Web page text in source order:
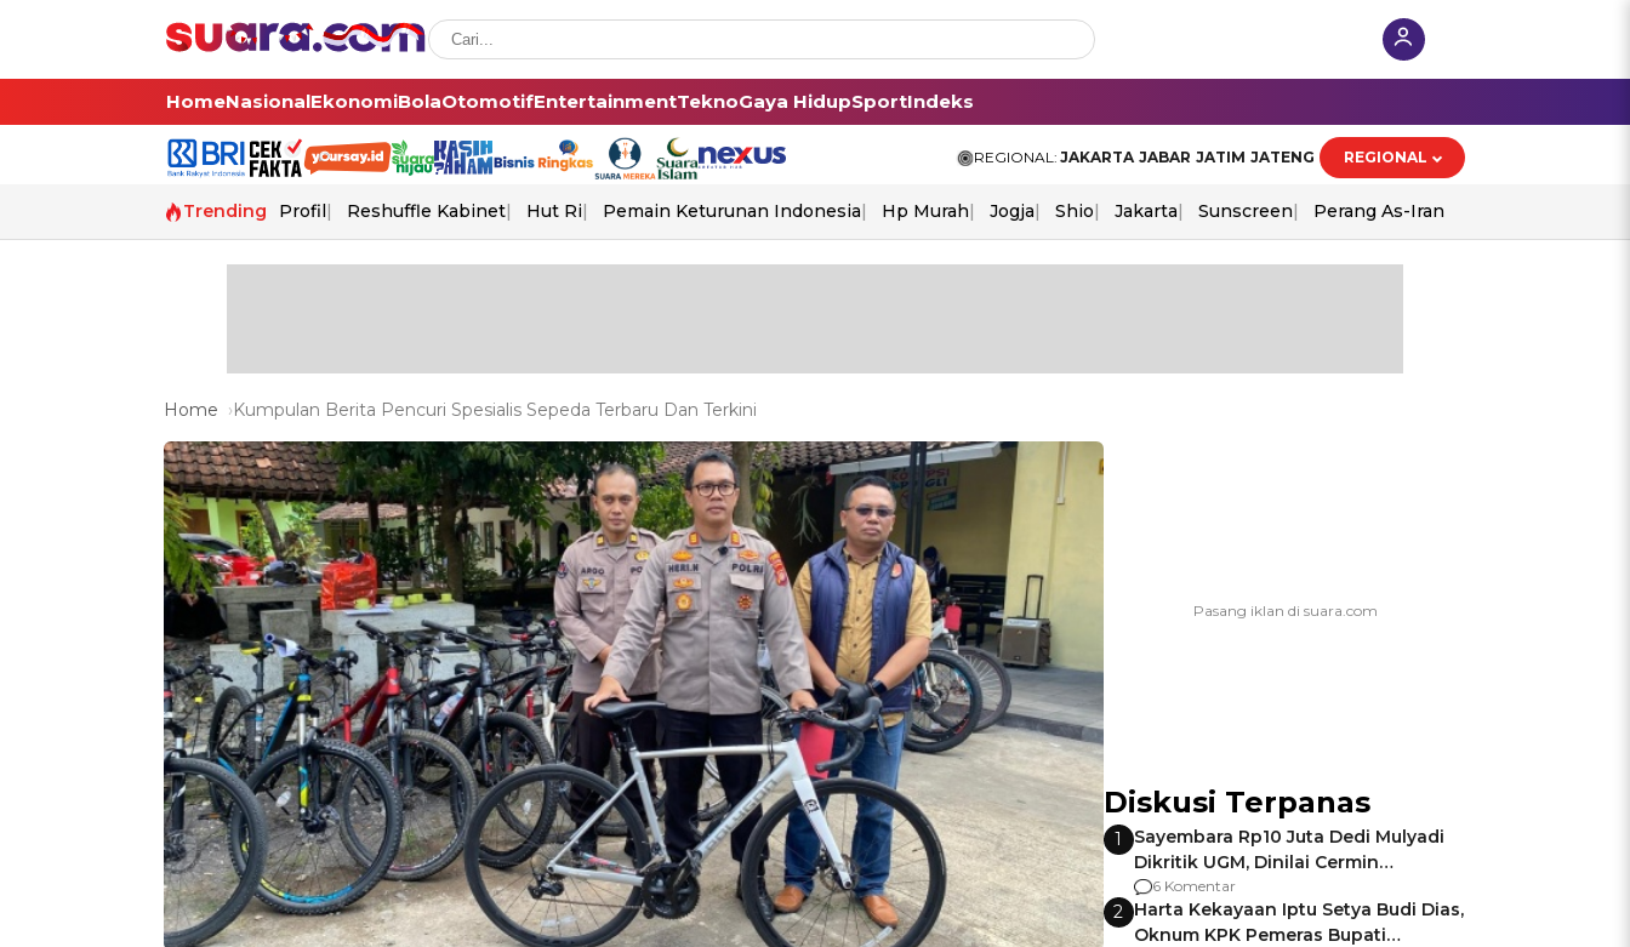
HomeNasionalEkonomiBolaOtomotifEntertainmentTeknoGaya HidupSportIndeks
REGIONAL: JAKARTA JABAR JATIM JATENG REGIONAL
Trending Profil Reshuffle Kabinet Hut Ri Pemain Keturunan Indonesia Hp Murah Jogja Shio Jakarta Sunscreen Perang As-Iran
Home Kumpulan Berita Pencuri Spesialis Sepeda Terbaru Dan Terkini
Diskusi Terpanas
1
Sayembara Rp10 Juta Dedi Mulyadi
Dikritik UGM, Dinilai Cermin
Gagalnya Negara Jamin Keamanan
6 Komentar
2 Harta Kekayaan Iptu Setya Budi Dias,
Oknum KPK Pemeras Bupati